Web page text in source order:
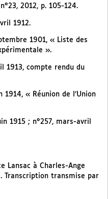
2012, p. 105-124.
1912.
1901, « Liste des
».
1913, compte rendu du
1914, « Réunion de l’Union
1915 ; n°257, mars-avril
Lansac à Charles-Ange
Transcription transmise par